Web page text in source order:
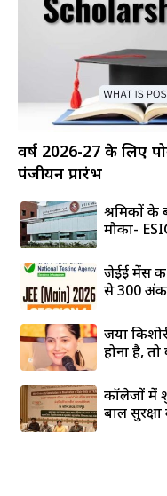
वर्ष 2026-27 के लिए
पंजीयन प्रारंभ
श्रमिकों के
मौका-
जेईई मेंस
से 300 अंक
जया
होना है,
कॉलेजों में
बाल